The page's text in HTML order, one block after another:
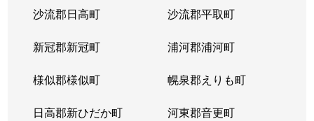
沙流郡日高町 沙流郡平取町
新冠郡新冠町 浦河郡浦河町
様似郡様似町 幌泉郡えりも町
日高郡新ひだか町 河東郡音更町